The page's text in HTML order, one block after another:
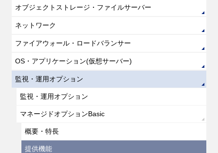
オブジェクトストレージ・ファイルサーバー
ネットワーク
ファイアウォール・ロードバランサー
OS・アプリケーション(仮想サーバー)
監視・運用オプション
監視・運用オプション
マネージドオプションBasic
概要・特長
提供機能